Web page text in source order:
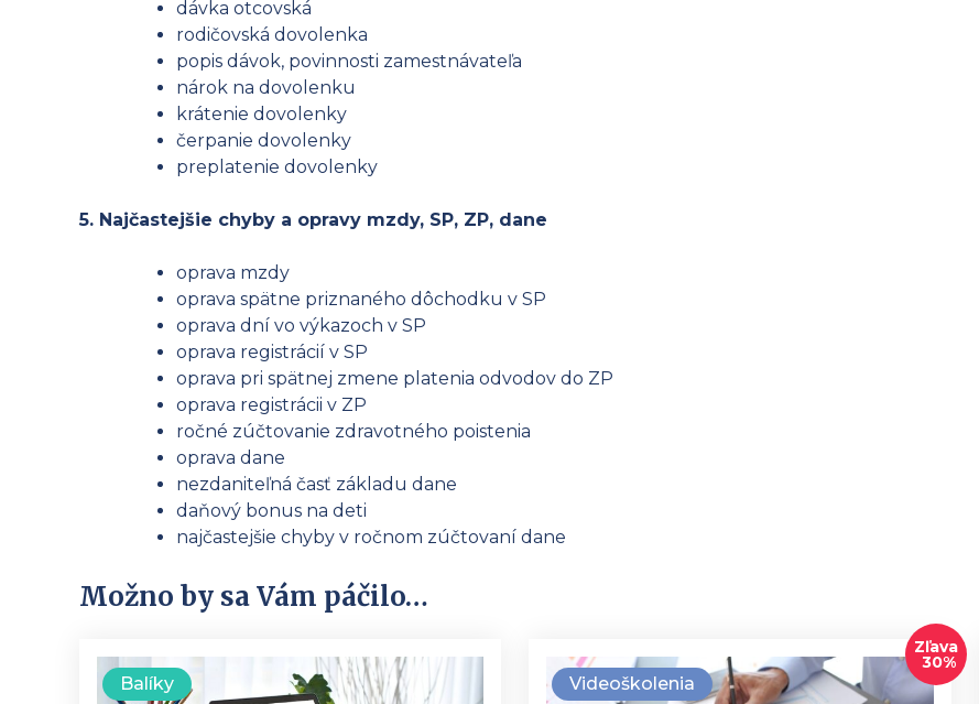
dávka otcovská
rodičovská dovolenka
popis dávok, povinnosti zamestnávateľa
nárok na dovolenku
krátenie dovolenky
čerpanie dovolenky
preplatenie dovolenky
5. Najčastejšie chyby a opravy mzdy, SP, ZP, dane
oprava mzdy
oprava spätne priznaného dôchodku v SP
oprava dní vo výkazoch v SP
oprava registrácií v SP
oprava pri spätnej zmene platenia odvodov do ZP
oprava registrácii v ZP
ročné zúčtovanie zdravotného poistenia
oprava dane
nezdaniteľná časť základu dane
daňový bonus na deti
najčastejšie chyby v ročnom zúčtovaní dane
Možno by sa Vám páčilo…
Balíky Videoškolenia
Zľava
30%